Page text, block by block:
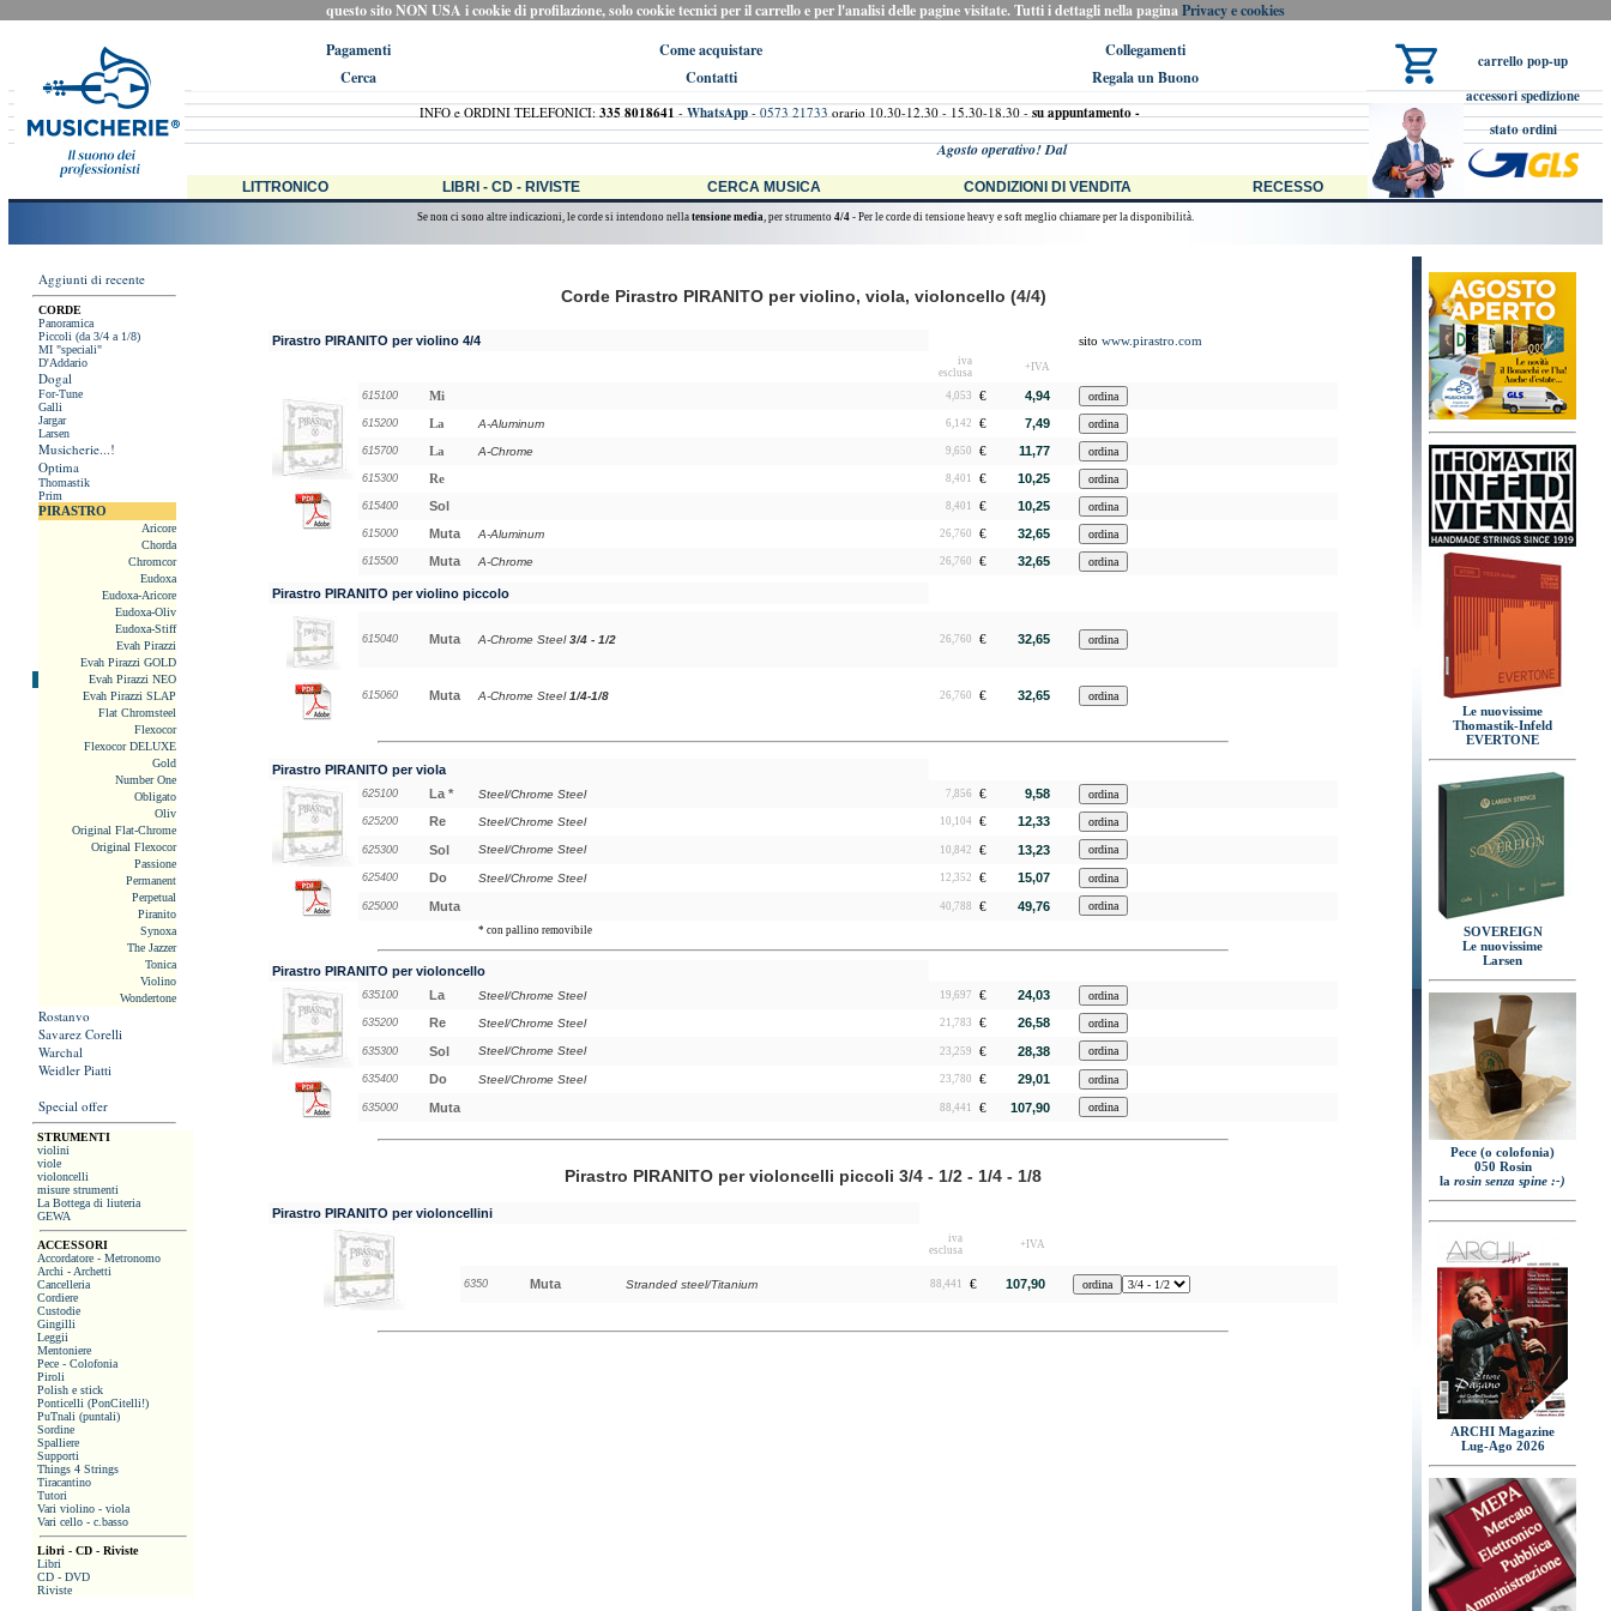
questo sito NON USA i cookie di profilazione, solo cookie tecnici per il carrello e per l'analisi delle pagine visitate. Tutti i dettagli nella paginaPrivacy e cookies
Pagamenti
Come acquistare
Collegamenti
Cerca
Contatti Regala un Buono
carrello pop-up
accessori spedizione
stato ordini
INFO e ORDINI TELEFONICI:335 8018641-WhatsApp-0573 21733orario 10.30-12.30 - 15.30-18.30 -su appuntamento -
Agosto operativo! Dal Vostro Bonacchi, alias Musicherie Shop, 98% degli ordini evasi in giornata se pervenuti
LITTRONICO LIBRI - CD - RIVISTE CERCA MUSICA CONDIZIONI DI VENDITA RECESSO
Se non ci sono altre indicazioni, le corde si intendono nella tensione media, per strumento 4/4 - Per le corde di tensione heavy e soft meglio chiamare per la disponibilità.
Aggiunti di recente
CORDE
Panoramica
Piccoli (da 3/4 a 1/8)
MI "speciali"
D'Addario
Dogal
For-Tune
Galli
Jargar
Larsen
Musicherie...!
Optima
Thomastik
Prim
PIRASTRO
Aricore
Chorda
Chromcor
Eudoxa
Eudoxa-Aricore
Eudoxa-Oliv
Eudoxa-Stiff
Evah Pirazzi
Evah Pirazzi GOLD
Evah Pirazzi NEO
Evah Pirazzi SLAP
Flat Chromsteel
Flexocor
Flexocor DELUXE
Gold
Number One
Obligato
Oliv
Original Flat-Chrome
Original Flexocor
Passione
Permanent
Perpetual
Piranito
Synoxa
The Jazzer
Tonica
Violino
Wondertone
Rostanvo
Savarez Corelli
Warchal
Weidler Piatti
Special offer
STRUMENTI
violini
viole
violoncelli
misure strumenti
La Bottega di liuteria
GEWA
ACCESSORI
Accordatore - Metronomo
Archi - Archetti
Cancelleria
Cordiere
Custodie
Gingilli
Leggii
Mentoniere
Pece - Colofonia
Piroli
Polish e stick
Ponticelli (PonCitelli!)
PuTnali (puntali)
Sordine
Spalliere
Supporti
Things 4 Strings
Tiracantino
Tutori
Vari violino - viola
Vari cello - c.basso
Libri - CD - Riviste
Libri
CD - DVD
Riviste
Corde Pirastro PIRANITO per violino, viola, violoncello (4/4)
Pirastro PIRANITO per violino 4/4 sito www.pirastro.com
iva
esclusa
+IVA
615100 Mi 4,053 € 4,94
615200 La A-Aluminum 6,142 € 7,49
615700 La A-Chrome 9,650 € 11,77
615300 Re 8,401 € 10,25
615400 Sol 8,401 € 10,25
615000 Muta A-Aluminum 26,760 € 32,65
615500 Muta A-Chrome 26,760 € 32,65
Pirastro PIRANITO per violino piccolo
615040 Muta A-Chrome Steel3/4 - 1/2 26,760 € 32,65
615060 Muta A-Chrome Steel 1/4-1/8 26,760 € 32,65
Pirastro PIRANITO per viola
625100 La * Steel/Chrome Steel 7,856 € 9,58
625200 Re Steel/Chrome Steel 10,104 € 12,33
625300 Sol Steel/Chrome Steel 10,842 € 13,23
625400 Do Steel/Chrome Steel 12,352 € 15,07
625000 Muta 40,788 € 49,76
* con pallino removibile
Pirastro PIRANITO per violoncello
635100 La Steel/Chrome Steel 19,697 € 24,03
635200 Re Steel/Chrome Steel 21,783 € 26,58
635300 Sol Steel/Chrome Steel 23,259 € 28,38
635400 Do Steel/Chrome Steel 23,780 € 29,01
635000 Muta 88,441 € 107,90
Pirastro PIRANITO per violoncelli piccoli 3/4 - 1/2 - 1/4 - 1/8
Pirastro PIRANITO per violoncellini
iva
esclusa
+IVA
6350 Muta Stranded steel/Titanium 88,441 € 107,90
Le nuovissime
Thomastik-Infeld
EVERTONE
SOVEREIGN
Le nuovissime
Larsen
Pece (o colofonia)
050 Rosin
la rosin senza spine :-)
ARCHI Magazine
Lug-Ago 2026